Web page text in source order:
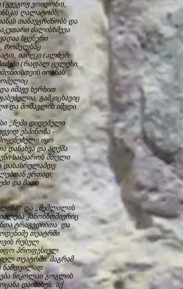
(გჟეგოჟ ვოიდონი),
ღალატობს,
თანაუგრძნობს და
ძალისხმევა
სცენური
რომელსაც
იარეკი (ალბერ
(რაფალ ცელეხი,
იოანას
იმავე ხერხით
გამკიცხავიც
და მომავლის იმედი.
„ჩემი დიდებული
ესპინოზა -
იყო
დანახვა და აღქმა
სამყაროს მთელი
დასასრულამდე:
ერთად,
და მათი
და „შეშლილის
კანონზომიერიც
ტრაგედიითა და
თეატრში
რუსულ
პროფესიულ
თეატრში. მაგრამ
ნამდვილად
ნიკოლაი გოგლის
დაისახეს: აქ